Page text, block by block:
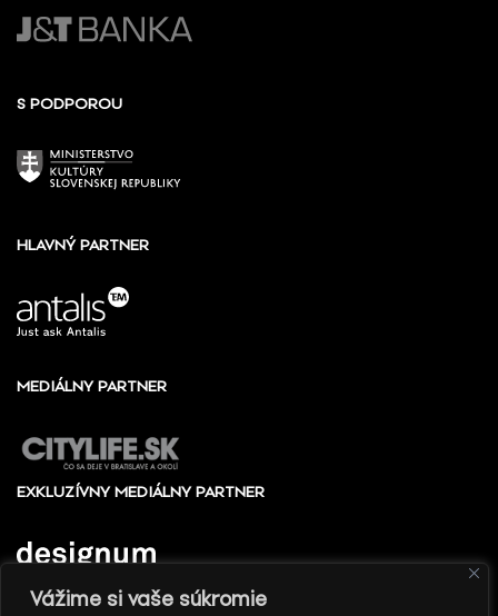
Vážime si vaše súkromie
S PODPOROU
HLAVNÝ PARTNER
MEDIÁLNY PARTNER
EXKLUZÍVNY MEDIÁLNY PARTNER